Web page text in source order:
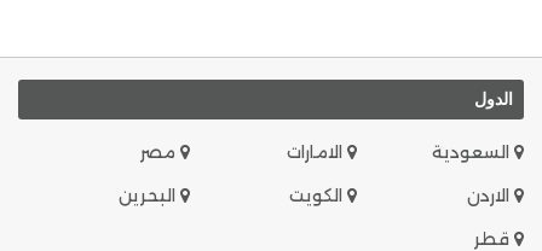
الدول
السعودية الامارات
مصر
الاردن
الكويت
البحرين
قطر